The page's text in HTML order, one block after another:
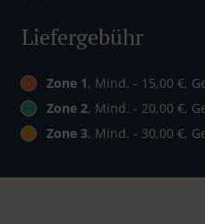
Liefergebühr
Zone 1, Mind. - 15,00 €,
Zone 2, Mind. - 20,00 €,
Zone 3, Mind. - 30,00 €,